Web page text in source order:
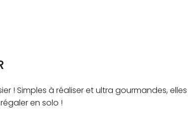
! Simples à réaliser et ultra gourmandes,
en solo !